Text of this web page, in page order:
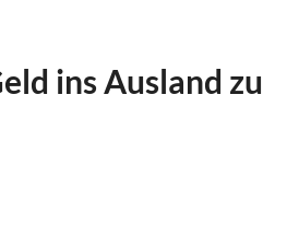
ins Ausland zu